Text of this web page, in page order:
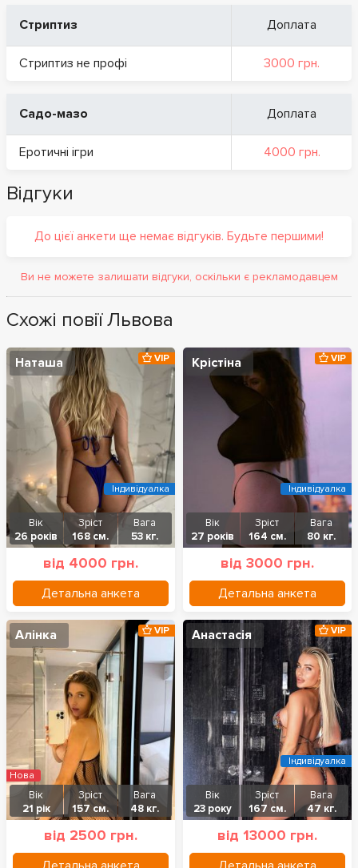
Стриптиз Доплата
Стриптиз не профі 3000 грн.
Садо-мазо Доплата
Еротичні ігри 4000 грн.
Відгуки
До цієї анкети ще немає відгуків. Будьте першими!
Ви не можете залишати відгуки, оскільки є рекламодавцем
Схожі повії Львова
Наташа
Вік
26 років
Зріст
168 см.
Вага
53 кг.
від 4000 грн.
Детальна анкета
VIP
Індивідуалка
Крістіна
Вік
27 років
Зріст
164 см.
Вага
80 кг.
від 3000 грн.
Детальна анкета
VIP
Індивідуалка
Алінка
Вік
21 рік
Зріст
157 см.
Вага
48 кг.
від 2500 грн.
VIP
Нова
Анастасія
Вік
23 року
Зріст
167 см.
Вага
47 кг.
від 13000 грн.
VIP
Індивідуалка